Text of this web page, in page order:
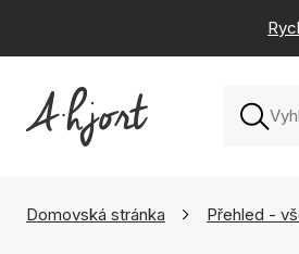
Domovská stránka Přehled -